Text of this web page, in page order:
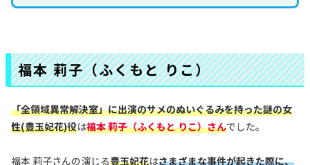
福本 莉子（ふくもと りこ）
「全領域異常解決室」に出演のサメのぬいぐるみを持った謎の女
性(豊玉妃花)役は福本 莉子（ふくもと りこ）さんでした。
福本 莉子さんの演じる豊玉妃花はさまざまな事件が起きた際に、